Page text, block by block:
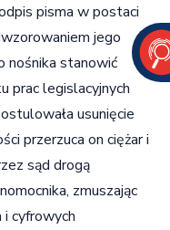
pisma w postaci
jego
nośnika stanowić
prac legislacyjnych
usunięcie
przerzuca on ciężar i
sąd drogą
zmuszając
cyfrowych